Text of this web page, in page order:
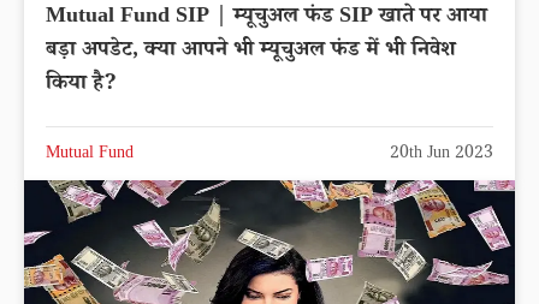
Mutual Fund SIP | म्यूचुअल फंड SIP खाते पर आया
बड़ा अपडेट, क्या आपने भी म्यूचुअल फंड में भी निवेश
किया है?
Mutual Fund 20th Jun 2023